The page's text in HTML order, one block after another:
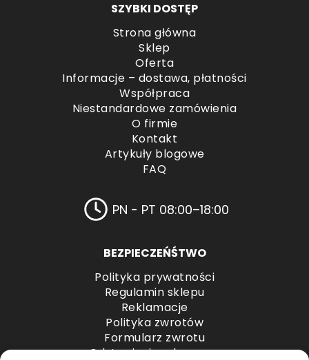
SZYBKI DOSTĘP
Strona główna
Sklep
Oferta
Informacje – dostawa, płatności
Współpraca
Niestandardowe zamówienia
O firmie
Kontakt
Artykuły blogowe
FAQ
PN - PT 08:00–18:00
BEZPIECZEŃŚTWO
Polityka prywatności
Regulamin sklepu
Reklamacje
Polityka zwrotów
Formularz zwrotu
Odstąpienie od umowy